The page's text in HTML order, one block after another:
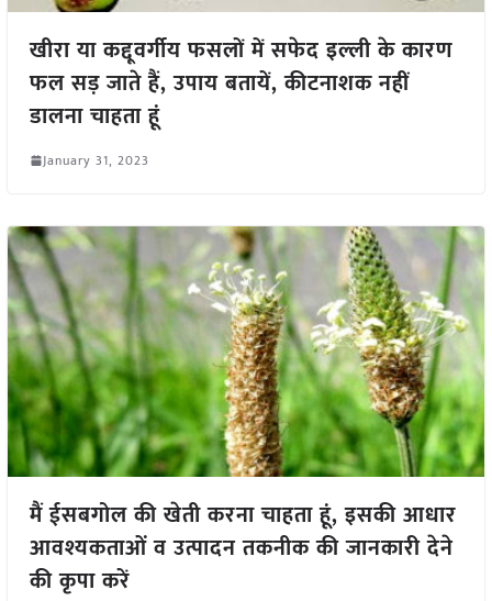
खीरा या कद्दूवर्गीय फसलों में सफेद इल्ली के कारण
फल सड़ जाते हैं, उपाय बतायें, कीटनाशक नहीं
डालना चाहता हूं
January 31, 2023
मैं ईसबगोल की खेती करना चाहता हूं, इसकी आधार
आवश्यकताओं व उत्पादन तकनीक की जानकारी देने
की कृपा करें